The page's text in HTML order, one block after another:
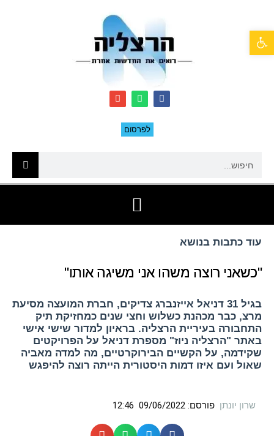
לפרסום
עוד כתבות בנושא
"כשאני רוצה משהו אני משיגה אותו"
בגיל 31 דניאל אייזנברג צדיקים, חברת המועצה מסיעת
מרצ, כבר מכהנת כשלוש וחצי שנים כמחזיקת תיק
התחבורה בעיריית הרצליה. בראיון למדור שישי אישי
באתר "הרצליה ניוז" מספרת דניאל על הפרויקטים
שקידמה, על הקשיים הבירוקרטיים, מה למדה מאביה
שאול ועם איזו דמות היסטורית הייתה רוצה להיפגש
שרון יונתן פורסם: 09/06/2022
12:46
פתח סרגל נגישות